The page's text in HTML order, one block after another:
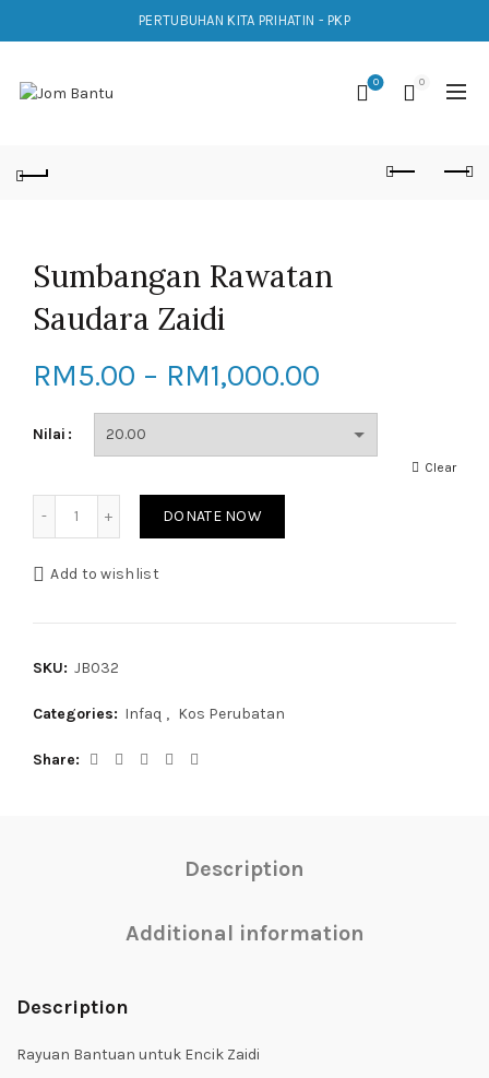
PERTUBUHAN KITA PRIHATIN - PKP
0 0
Sumbangan Rawatan
Saudara Zaidi
RM5.00 – RM1,000.00
range:
RM5.00
Nilai
Clear
DONATE NOW
Add to wishlist
SKU: JB032
Categories: Infaq , Kos Perubatan
Share
Description
Additional information
Description
Rayuan Bantuan untuk Encik Zaidi